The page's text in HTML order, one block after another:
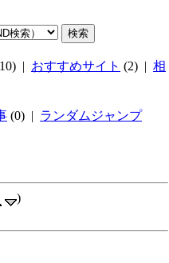
| おすすめサイト (2) | 相
(0) | ランダムジャンプ
)